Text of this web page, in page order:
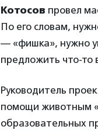
Котосов провел
По его словам,
— «фишка», нужно
предложить что-то
Руководитель
помощи животным
образовательных